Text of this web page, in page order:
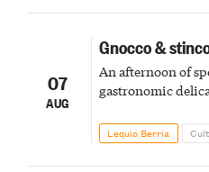
07
AUG
Gnocco &
An afternoon of
gastronomic
Lequio Berria